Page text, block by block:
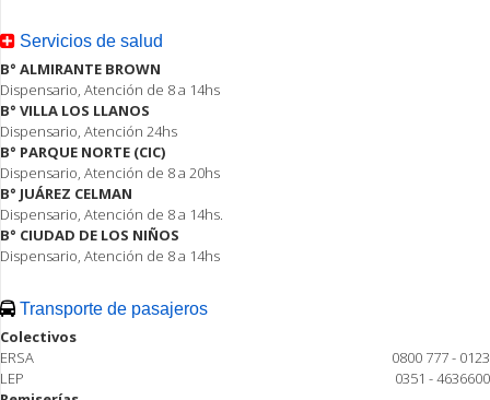
Servicios de salud
B° ALMIRANTE BROWN
Dispensario, Atención de 8 a 14hs
B° VILLA LOS LLANOS
Dispensario, Atención 24hs
B° PARQUE NORTE (CIC)
Dispensario, Atención de 8 a 20hs
B° JUÁREZ CELMAN
Dispensario, Atención de 8 a 14hs.
B° CIUDAD DE LOS NIÑOS
Dispensario, Atención de 8 a 14hs
Transporte de pasajeros
Colectivos
ERSA
0800 777 - 0123
LEP
0351 - 4636600